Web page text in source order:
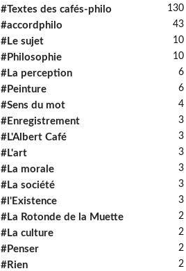
#Textes des cafés-philo 130
#accordphilo 43
#Le sujet 10
#Philosophie 10
#La perception 6
#Peinture 6
#Sens du mot 4
#Enregistrement 3
#L'Albert Café 3
#L'art 3
#La morale 3
#La société 3
#l'Existence 3
#La Rotonde de la Muette 2
#La culture 2
#Penser 2
#Rien 2